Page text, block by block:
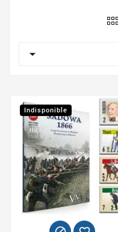

Indisponible